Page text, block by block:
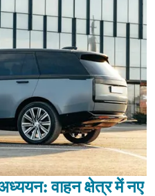
वाहन क्षेत्र में नए